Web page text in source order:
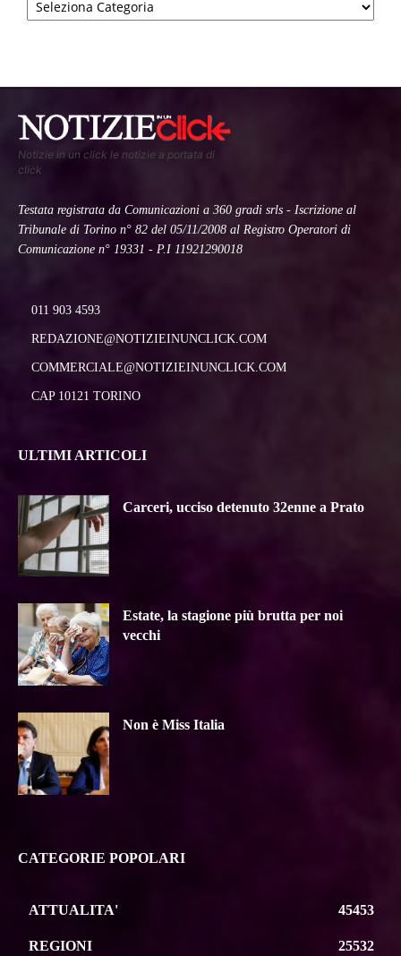
Notizie in un click le notizie a portata di
click
Testata registrata da Comunicazioni a 360 gradi srls - Iscrizione al
Tribunale di Torino n° 82 del 05/11/2008 al Registro Operatori di
Comunicazione n° 19331 - P.I 11921290018
011 903 4593
REDAZIONE@NOTIZIEINUNCLICK.COM
COMMERCIALE@NOTIZIEINUNCLICK.COM
CAP 10121 TORINO
ULTIMI ARTICOLI
Carceri, ucciso detenuto 32enne a Prato
Estate, la stagione più brutta per noi
vecchi
Non è Miss Italia
CATEGORIE POPOLARI
ATTUALITA' 45453
REGIONI 25532